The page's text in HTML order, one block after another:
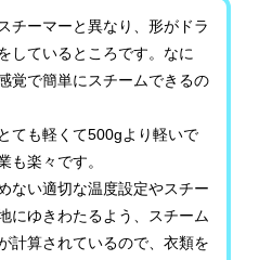
チーマーと異なり、形がドラ
しているところです。なに
覚で簡単にスチームできるの
ても軽くて500gより軽いで
も楽々です。
ない適切な温度設定やスチー
にゆきわたるよう、スチーム
計算されているので、衣類を